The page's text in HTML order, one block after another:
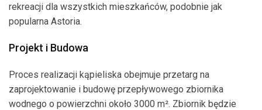
rekreacji dla wszystkich mieszkańców, podobnie jak
popularna Astoria.
Projekt i Budowa
Proces realizacji kąpieliska obejmuje przetarg na
zaprojektowanie i budowę przepływowego zbiornika
wodnego o powierzchni około 3000 m². Zbiornik będzie